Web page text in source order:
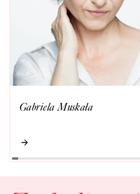
Gabriela Muskała